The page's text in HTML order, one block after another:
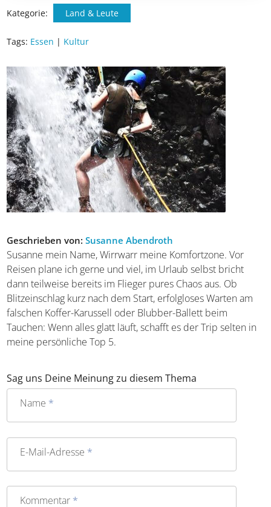
Tags: |Kultur
Geschrieben von:Susanne Abendroth
Susanne mein Name, Wirrwarr meine Komfortzone. Vor
Reisen plane ich gerne und viel, im Urlaub selbst bricht
dann teilweise bereits im Flieger pures Chaos aus. Ob
Blitzeinschlag kurz nach dem Start, erfolgloses Warten am
Tauchen: Wenn alles glatt läuft, schafft es der Trip selten
in meine persönliche Top 5.
Sag uns Deine Meinung zu diesem Thema
Name*
E-Mail-Adresse